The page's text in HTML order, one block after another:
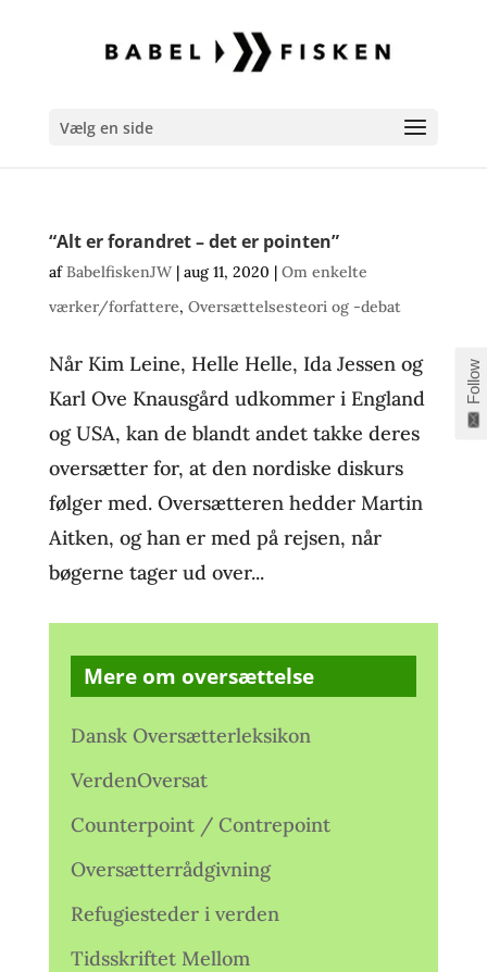
Vælg en side
“Alt er forandret – det er pointen”
afBabelfiskenJW| aug 11, 2020 | Om enkelte
værker/forfattere, Oversættelsesteori og -debat
Når Kim Leine, Helle Helle, Ida Jessen og
Karl Ove Knausgård udkommer i England
og USA, kan de blandt andet takke deres
oversætter for, at den nordiske diskurs
følger med. Oversætteren hedder Martin
Aitken, og han er med på rejsen, når
bøgerne tager ud over...
Mere om oversættelse
Dansk Oversætterleksikon
VerdenOversat
Counterpoint / Contrepoint
Oversætterrådgivning
Refugiesteder i verden
Tidsskriftet Mellom
Follow